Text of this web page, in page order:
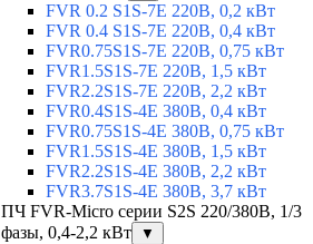
FVR 0.2 S1S-7E 220В, 0,2 кВт
FVR 0.4 S1S-7E 220В, 0,4 кВт
FVR0.75S1S-7E 220В, 0,75 кВт
FVR1.5S1S-7E 220В, 1,5 кВт
FVR2.2S1S-7E 220В, 2,2 кВт
FVR0.4S1S-4E 380В, 0,4 кВт
FVR0.75S1S-4E 380В, 0,75 кВт
FVR1.5S1S-4E 380В, 1,5 кВт
FVR2.2S1S-4E 380В, 2,2 кВт
FVR3.7S1S-4E 380В, 3,7 кВт
ПЧ FVR-Micro серии S2S 220/380В, 1/3
фазы, 0,4-2,2 кВт
▼